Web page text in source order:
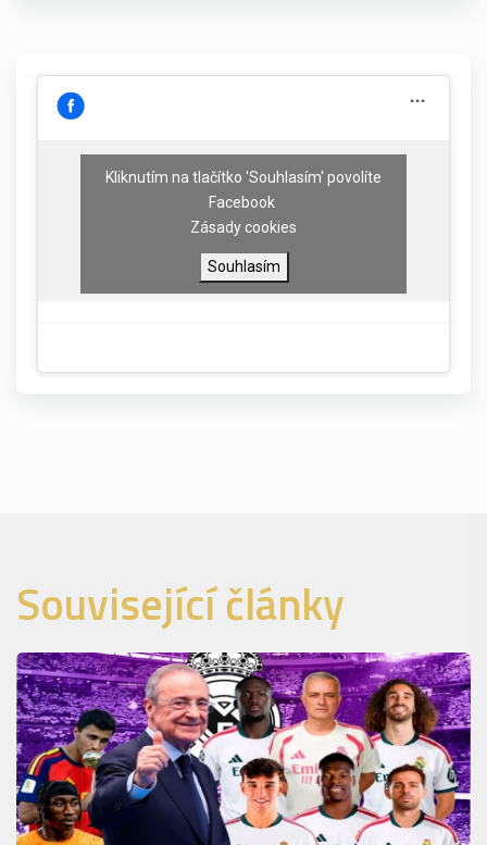
Kliknutím na tlačítko 'Souhlasím' povolíte
Facebook
Zásady cookies
Souhlasím
Související články